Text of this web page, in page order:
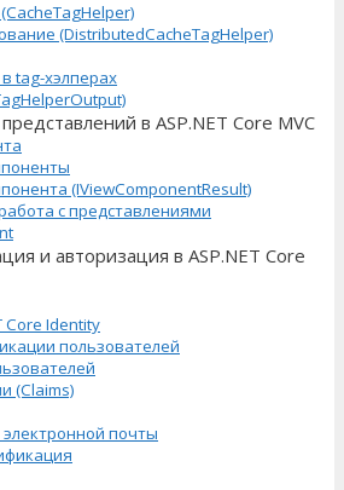
(DistributedCacheTagHelper)
tag-хэлперах
в ASP.NET Core MVC
(IViewComponentResult)
с представлениями
и авторизация в ASP.NET Core
Core Identity
пользователей
(Claims)
почты